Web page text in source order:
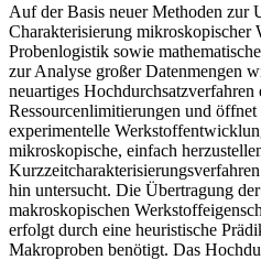
Auf der Basis neuer Methoden zur
Charakterisierung mikroskopischer
Probenlogistik sowie
zur Analyse großer Datenmengen
neuartiges
Ressourcenlimitierungen und
experimentelle
mikroskopische, einfach
hin untersucht. Die Übertragung
makroskopischen
erfolgt durch eine heuristische
Makroproben benötigt. Das